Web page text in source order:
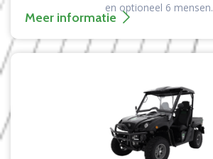
en optioneel 6 mensen.
Meer informatie